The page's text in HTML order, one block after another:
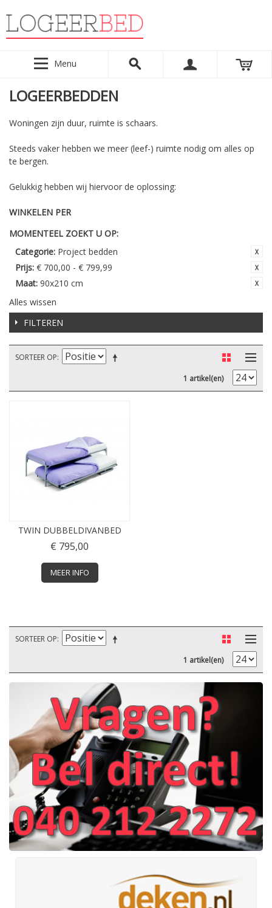
Menu
LOGEERBEDDEN
Woningen zijn duur, ruimte is schaars.
Steeds vaker hebben we meer (leef-) ruimte nodig om alles op
te bergen.
Gelukkig hebben wij hiervoor de oplossing:
WINKELEN PER
MOMENTEEL ZOEKT U OP:
Categorie: Project bedden
Prijs: € 700,00 - € 799,99
Maat: 90x210 cm
Alles wissen
FILTEREN
SORTEER OP
1 artikel(en)
TWIN DUBBELDIVANBED
€ 795,00
MEER INFO
SORTEER OP
1 artikel(en)